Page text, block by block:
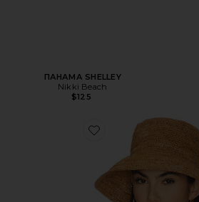
ПАНАМА SHELLEY
Nikki Beach
$125
Favorite ПАНАМА SYDNEY